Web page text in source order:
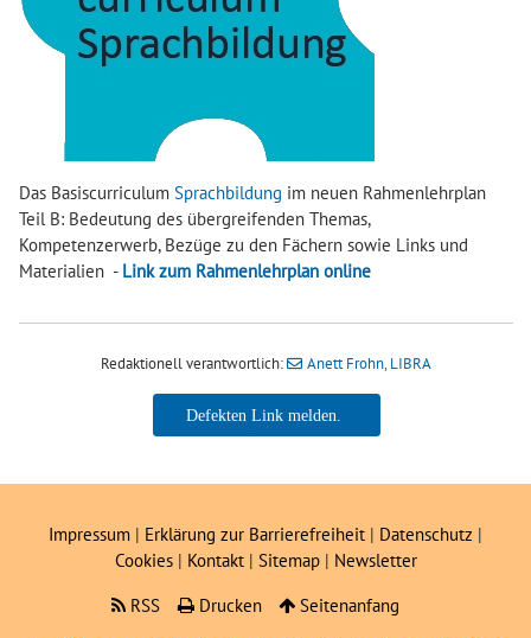
Das Basiscurriculum Sprachbildung im neuen Rahmenlehrplan
Teil B: Bedeutung des übergreifenden Themas,
Kompetenzerwerb, Bezüge zu den Fächern sowie Links und
Materialien - Link zum Rahmenlehrplan online
Redaktionell verantwortlich: Anett Frohn, LIBRA
Anett Frohn, LIBRA
Impressum | Erklärung zur Barrierefreiheit | Datenschutz |
Cookies| Kontakt | Sitemap| Newsletter
RSS
Drucken Seitenanfang